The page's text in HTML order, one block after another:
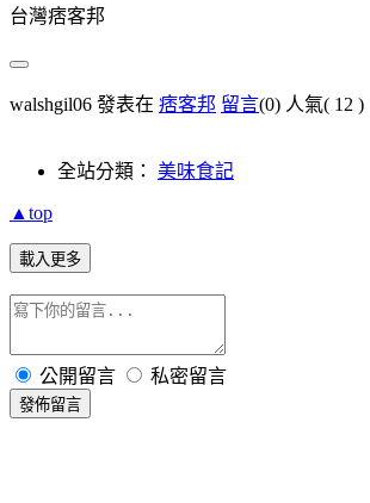
台灣痞客邦
walshgil06 發表在 痞客邦 留言(0) 人氣( 12 )
全站分類： 美味食記
▲top
載入更多
公開留言 私密留言
發佈留言